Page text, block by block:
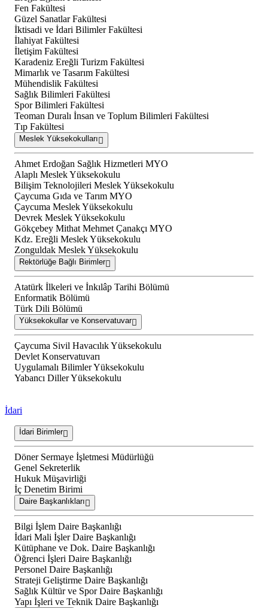
Fen Fakültesi
Güzel Sanatlar Fakültesi
İktisadi ve İdari Bilimler Fakültesi
İlahiyat Fakültesi
İletişim Fakültesi
Karadeniz Ereğli Turizm Fakültesi
Mimarlık ve Tasarım Fakültesi
Mühendislik Fakültesi
Sağlık Bilimleri Fakültesi
Spor Bilimleri Fakültesi
Teoman Duralı İnsan ve Toplum Bilimleri Fakültesi
Tıp Fakültesi
Meslek Yüksekokulları
Ahmet Erdoğan Sağlık Hizmetleri MYO
Alaplı Meslek Yüksekokulu
Bilişim Teknolojileri Meslek Yüksekokulu
Çaycuma Gıda ve Tarım MYO
Çaycuma Meslek Yüksekokulu
Devrek Meslek Yüksekokulu
Gökçebey Mithat Mehmet Çanakçı MYO
Kdz. Ereğli Meslek Yüksekokulu
Zonguldak Meslek Yüksekokulu
Rektörlüğe Bağlı Birimler
Atatürk İlkeleri ve İnkılâp Tarihi Bölümü
Enformatik Bölümü
Türk Dili Bölümü
Yüksekokullar ve Konservatuvar
Çaycuma Sivil Havacılık Yüksekokulu
Devlet Konservatuvarı
Uygulamalı Bilimler Yüksekokulu
Yabancı Diller Yüksekokulu
İdari
İdari Birimler
Döner Sermaye İşletmesi Müdürlüğü
Genel Sekreterlik
Hukuk Müşavirliği
İç Denetim Birimi
Daire Başkanlıkları
Bilgi İşlem Daire Başkanlığı
İdari Mali İşler Daire Başkanlığı
Kütüphane ve Dok. Daire Başkanlığı
Öğrenci İşleri Daire Başkanlığı
Personel Daire Başkanlığı
Strateji Geliştirme Daire Başkanlığı
Sağlık Kültür ve Spor Daire Başkanlığı
Yapı İşleri ve Teknik Daire Başkanlığı